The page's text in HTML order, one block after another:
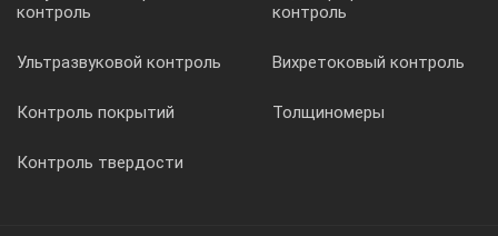
контроль
контроль
Ультразвуковой контроль Вихретоковый контроль
Контроль покрытий Толщиномеры
Контроль твердости